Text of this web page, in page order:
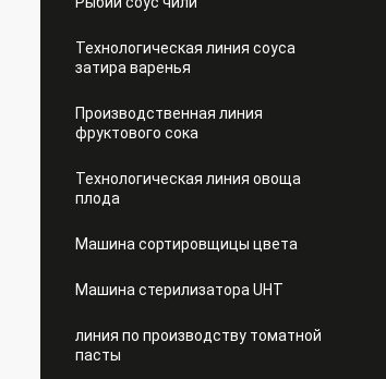
Технологическая линия соуса
затира варенья
Производственная линия
фруктового сока
Технологическая линия овоща
плода
Машина сортировщицы цвета
Машина стерилизатора UHT
линия по производству томатной
пасты